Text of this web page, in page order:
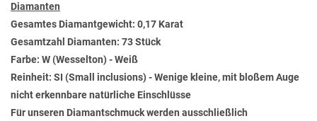
Diamanten
Gesamtes Diamantgewicht: 0,17 Karat
Gesamtzahl Diamanten: 73 Stück
Farbe: W (Wesselton) - Weiß
Reinheit: SI (Small inclusions) - Wenige kleine, mit bloßem Auge
nicht erkennbare natürliche Einschlüsse
Für unseren Diamantschmuck werden ausschließlich